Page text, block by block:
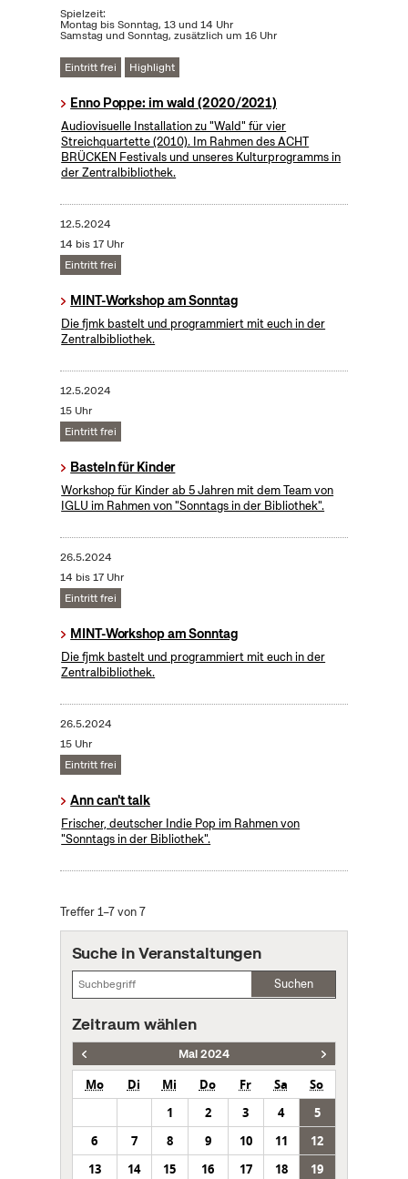
Spielzeit:
Montag bis Sonntag, 13 und 14 Uhr
Samstag und Sonntag, zusätzlich um 16 Uhr
Eintritt frei Highlight
Enno Poppe: im wald (2020/2021)
Audiovisuelle Installation zu "Wald" für vier
Streichquartette (2010). Im Rahmen des ACHT
BRÜCKEN Festivals und unseres Kulturprogramms in
der Zentralbibliothek.
12.5.2024
14 bis 17 Uhr
Eintritt frei
MINT-Workshop am Sonntag
Die fjmk bastelt und programmiert mit euch in der
Zentralbibliothek.
12.5.2024
15 Uhr
Eintritt frei
Basteln für Kinder
Workshop für Kinder ab 5 Jahren mit dem Team von
IGLU im Rahmen von "Sonntags in der Bibliothek".
26.5.2024
14 bis 17 Uhr
Eintritt frei
MINT-Workshop am Sonntag
Die fjmk bastelt und programmiert mit euch in der
Zentralbibliothek.
26.5.2024
15 Uhr
Eintritt frei
Ann can't talk
Frischer, deutscher Indie Pop im Rahmen von
"Sonntags in der Bibliothek".
Treffer 1–7 von 7
Suche in Veranstaltungen
Suchen
Zeitraum wählen
Mai 2024
Mo Di Mi Do Fr Sa
So
1
2 3 4
5
6
7 8 9 10 11
12
13
14 15 16 17 18
19